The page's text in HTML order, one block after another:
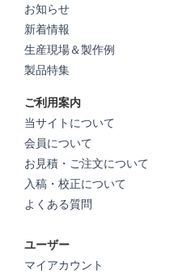
お知らせ
新着情報
生産現場＆製作例
製品特集
ご利用案内
当サイトについて
会員について
お見積・ご注文について
入稿・校正について
よくある質問
ユーザー
マイアカウント